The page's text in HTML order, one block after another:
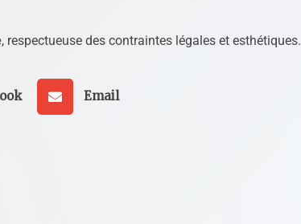
, respectueuse des contraintes légales et esthétiques.
Email